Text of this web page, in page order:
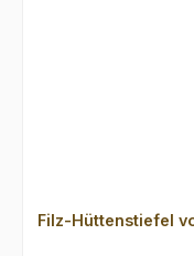
Filz-Hüttenstiefel